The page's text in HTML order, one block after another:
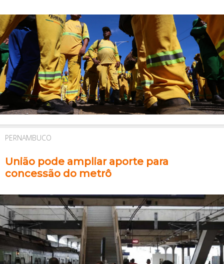
PERNAMBUCO
União pode ampliar aporte para
concessão do metrô